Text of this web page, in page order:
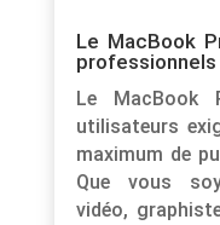
Le MacBook
professionnels
Le
utilisateurs
maximum de
Que vous
vidéo,